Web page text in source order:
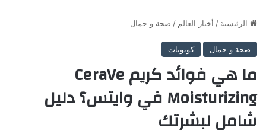
الرئيسية / أخبار العالم / صحة و جمال
صحة و جمال كوبونات
ما هي فوائد كريم CeraVe
Moisturizing في وايتس؟ دليل
شامل لبشرتك